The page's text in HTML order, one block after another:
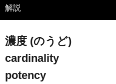
解説
濃度 (のうど)
cardinality
potency